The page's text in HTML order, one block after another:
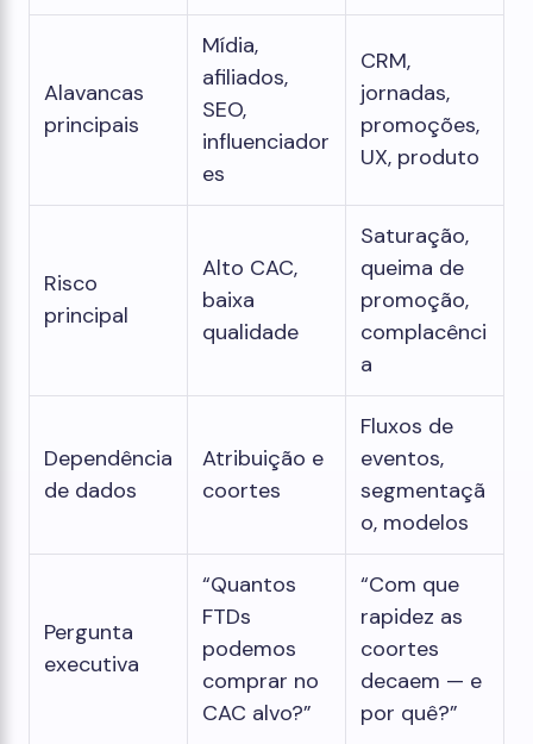
Alavancas
principais
Mídia,
afiliados,
SEO,
influenciador
es
CRM,
jornadas,
promoções,
UX, produto
Risco
principal
Alto CAC,
baixa
qualidade
Saturação,
queima de
promoção,
complacênci
a
Dependência
de dados
Atribuição e
coortes
Fluxos de
eventos,
segmentaçã
o, modelos
Pergunta
executiva
“Quantos
FTDs
podemos
comprar no
CAC alvo?”
“Com que
rapidez as
coortes
decaem — e
por quê?”